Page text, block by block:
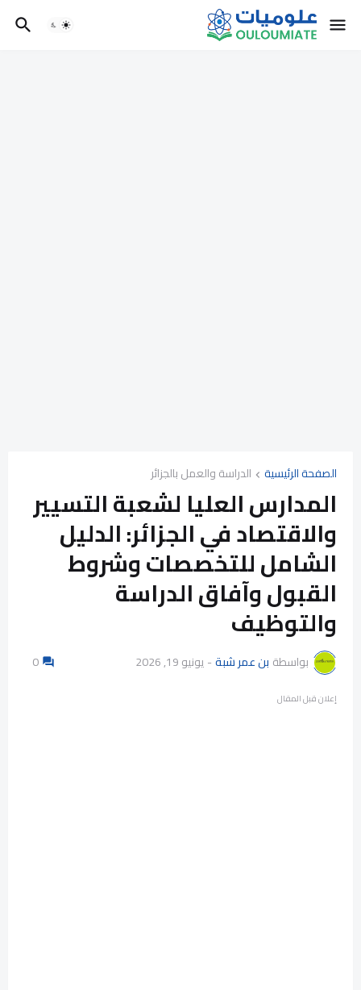
الصفحة الرئيسية الدراسة والعمل بالجزائر
المدارس العليا لشعبة التسيير
والاقتصاد في الجزائر: الدليل
الشامل للتخصصات وشروط
القبول وآفاق الدراسة
والتوظيف
بواسطة بن عمر شبة-يونيو 19, 2026 0
إعلان قبل المقال